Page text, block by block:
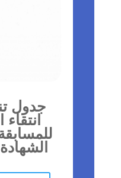
جدول
الشهادة